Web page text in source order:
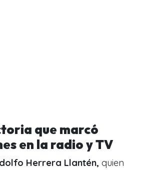
que marcó
en la radio y TV
Herrera Llantén, quien